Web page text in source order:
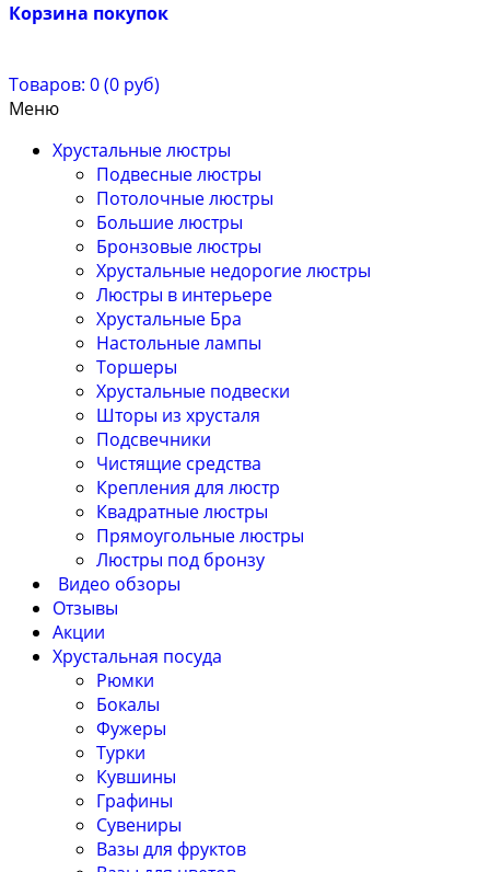
Корзина покупок
Товаров: 0 (0 руб)
Меню
Хрустальные люстры
Подвесные люстры
Потолочные люстры
Большие люстры
Бронзовые люстры
Хрустальные недорогие люстры
Люстры в интерьере
Хрустальные Бра
Настольные лампы
Торшеры
Хрустальные подвески
Шторы из хрусталя
Подсвечники
Чистящие средства
Крепления для люстр
Квадратные люстры
Прямоугольные люстры
Люстры под бронзу
Видео обзоры
Отзывы
Акции
Хрустальная посуда
Рюмки
Бокалы
Фужеры
Турки
Кувшины
Графины
Сувениры
Вазы для фруктов